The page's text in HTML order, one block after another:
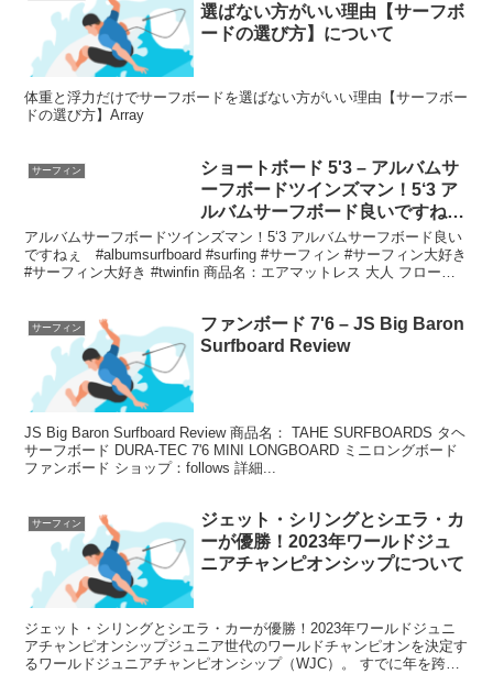
選ばない方がいい理由【サーフボ
ードの選び方】について
体重と浮力だけでサーフボードを選ばない方がいい理由【サーフボー
ドの選び方】Array
サーフィン
ショートボード 5'3 – アルバムサ
ーフボードツインズマン！5‘3 ア
ルバムサーフボード良いですね
ぇ #albumsurfboard #surfing #
サーフィン #サーフィン大好き #
サーフィン大好き #twinfin
アルバムサーフボードツインズマン！5‘3 アルバムサーフボード良い
ですねぇ #albumsurfboard #surfing #サーフィン #サーフィン大好き
#サーフィン大好き #twinfin 商品名：エアマットレス 大人 フロート
サーフィン
ファンボード 7'6 – JS Big Baron
Surfboard Review
JS Big Baron Surfboard Review 商品名： TAHE SURFBOARDS タヘ
サーフボード DURA-TEC 7'6 MINI LONGBOARD ミニロングボード
ファンボード ショップ：follows 詳細...
サーフィン
ジェット・シリングとシエラ・カ
ーが優勝！2023年ワールドジュ
ニアチャンピオンシップについて
ジェット・シリングとシエラ・カーが優勝！2023年ワールドジュニ
アチャンピオンシップジュニア世代のワールドチャンピオンを決定す
るワールドジュニアチャンピオンシップ（WJC）。 すでに年を跨い